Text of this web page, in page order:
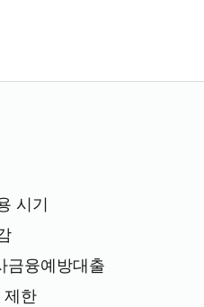
시기
융예방대출
제한